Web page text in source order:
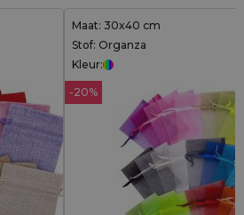
Maat: 30x40 cm
Stof: Organza
Kleur:
-20%